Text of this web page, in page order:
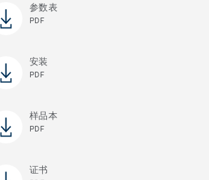
参数表
PDF
安装
PDF
样品本
PDF
证书